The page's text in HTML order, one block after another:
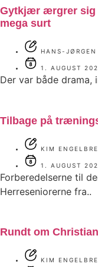
Gytkjær ærgrer sig
mega surt
HANS-JØRGEN
1. AUGUST
Der var både drama,
Tilbage på
KIM
1. AUGUST
Forberedelserne til
Herreseniorerne fra..
Rundt om
KIM